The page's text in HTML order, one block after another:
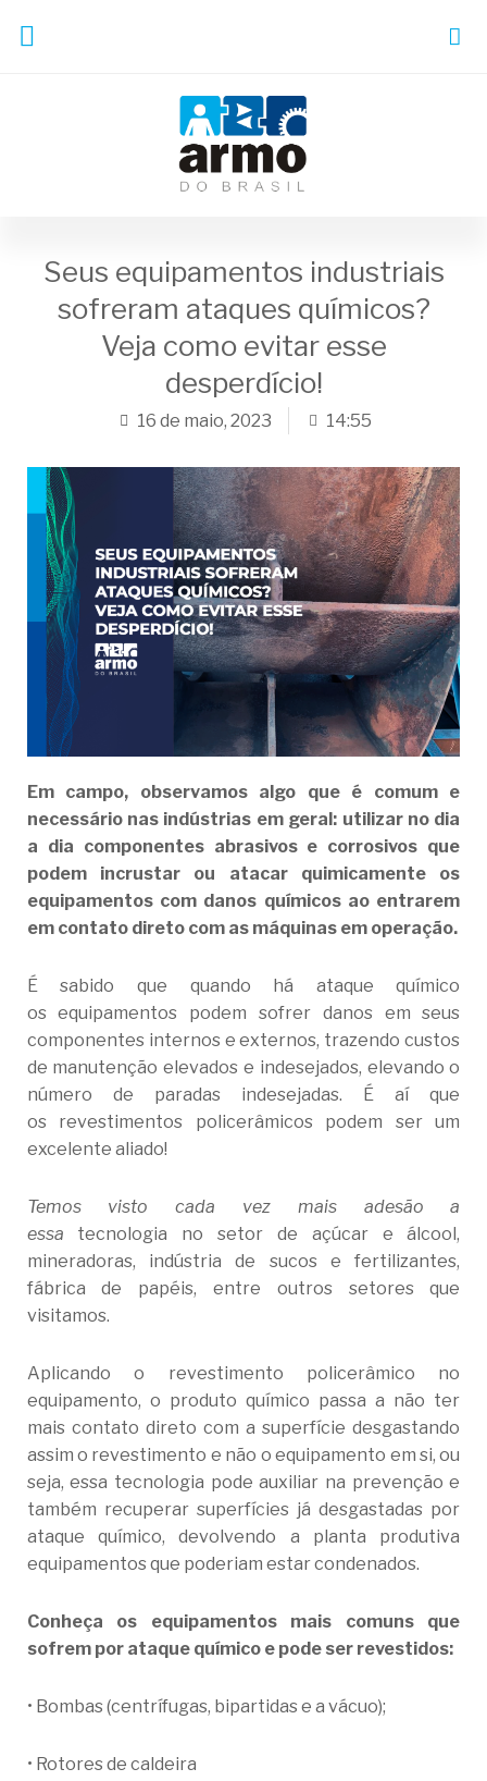
Seus equipamentos industriais
sofreram ataques químicos?
Veja como evitar esse
desperdício!
16 de maio, 2023 14:55
Em campo, observamos algo que é comum e
necessário nas indústrias em geral: utilizar no dia
a dia componentes abrasivos e corrosivos que
podem incrustar ou atacar quimicamente os
equipamentos com danos químicos ao entrarem
em contato direto com as máquinas em operação.
É sabido que quando há ataque químico
os equipamentos podem sofrer danos em seus
componentes internos e externos, trazendo custos
de manutenção elevados e indesejados, elevando o
número de paradas indesejadas. É aí que
os revestimentos policerâmicos podem ser um
excelente aliado!
Temos visto cada vez mais adesão a
essa tecnologia no setor de açúcar e álcool,
mineradoras, indústria de sucos e fertilizantes,
fábrica de papéis, entre outros setores que
visitamos.
Aplicando o revestimento policerâmico no
equipamento, o produto químico passa a não ter
mais contato direto com a superfície desgastando
assim o revestimento e não o equipamento em si, ou
seja, essa tecnologia pode auxiliar na prevenção e
também recuperar superfícies já desgastadas por
ataque químico, devolvendo a planta produtiva
equipamentos que poderiam estar condenados.
Conheça os equipamentos mais comuns que
sofrem por ataque químico e pode ser revestidos:
• Bombas (centrífugas, bipartidas e a vácuo);
• Rotores de caldeira